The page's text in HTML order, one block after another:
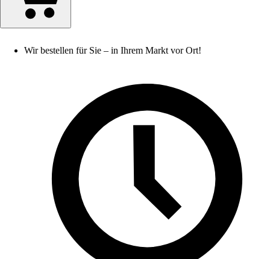
Wir bestellen für Sie – in Ihrem Markt vor Ort!